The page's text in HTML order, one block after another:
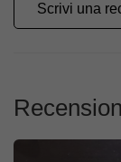
Scrivi una